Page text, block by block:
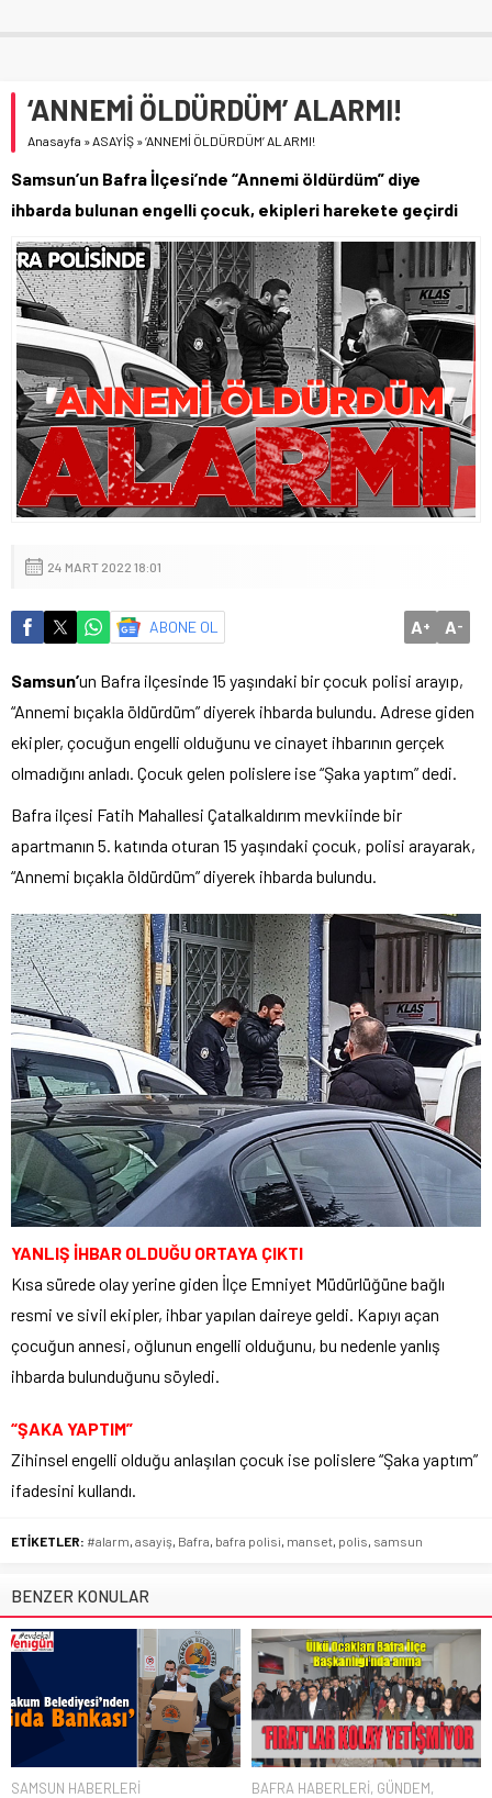
‘ANNEMİ ÖLDÜRDÜM’ ALARMI!
Anasayfa »ASAYİŞ »‘ANNEMİ ÖLDÜRDÜM’ ALARMI!
Samsun’un Bafra İlçesi’nde “Annemi öldürdüm” diye
ihbarda bulunan engelli çocuk, ekipleri harekete geçirdi
24 MART 2022 18:01
ABONE OL A+ A-
Samsun’un Bafra ilçesinde 15 yaşındaki bir çocuk polisi arayıp,
“Annemi bıçakla öldürdüm” diyerek ihbarda bulundu. Adrese giden
ekipler, çocuğun engelli olduğunu ve cinayet ihbarının gerçek
olmadığını anladı. Çocuk gelen polislere ise “Şaka yaptım” dedi.
Bafra ilçesi Fatih Mahallesi Çatalkaldırım mevkiinde bir
apartmanın 5. katında oturan 15 yaşındaki çocuk, polisi arayarak,
“Annemi bıçakla öldürdüm” diyerek ihbarda bulundu.
YANLIŞ İHBAR OLDUĞU ORTAYA ÇIKTI
Kısa sürede olay yerine giden İlçe Emniyet Müdürlüğüne bağlı
resmi ve sivil ekipler, ihbar yapılan daireye geldi. Kapıyı açan
çocuğun annesi, oğlunun engelli olduğunu, bu nedenle yanlış
ihbarda bulunduğunu söyledi.
“ŞAKA YAPTIM”
Zihinsel engelli olduğu anlaşılan çocuk ise polislere “Şaka yaptım”
ifadesini kullandı.
ETİKETLER: #alarm, asayiş, Bafra, bafra polisi, manset, polis, samsun
BENZER KONULAR
SAMSUN HABERLERİ
BAFRA HABERLERİ, GÜNDEM,